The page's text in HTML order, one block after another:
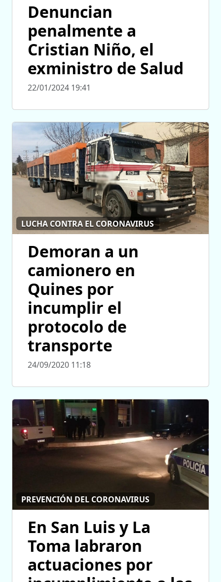
Denuncian
penalmente a
Cristian Niño, el
exministro de Salud
22/01/2024 19:41
LUCHA CONTRA EL CORONAVIRUS
Demoran a un
camionero en
Quines por
incumplir el
protocolo de
transporte
24/09/2020 11:18
PREVENCIÓN DEL CORONAVIRUS
En San Luis y La
Toma labraron
actuaciones por